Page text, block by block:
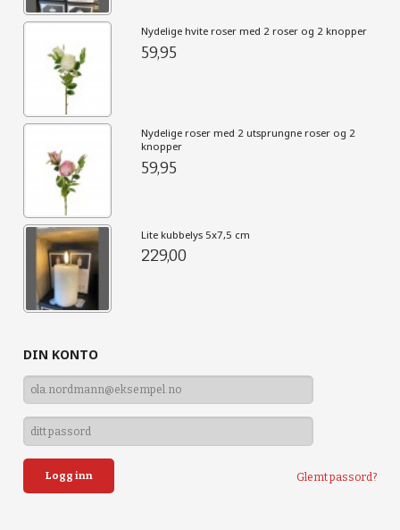
Nydelige hvite roser med 2 roser og 2 knopper
59,95
Nydelige roser med 2 utsprungne roser og 2
knopper
59,95
Lite kubbelys 5x7,5 cm
229,00
DIN KONTO
Glemt passord?